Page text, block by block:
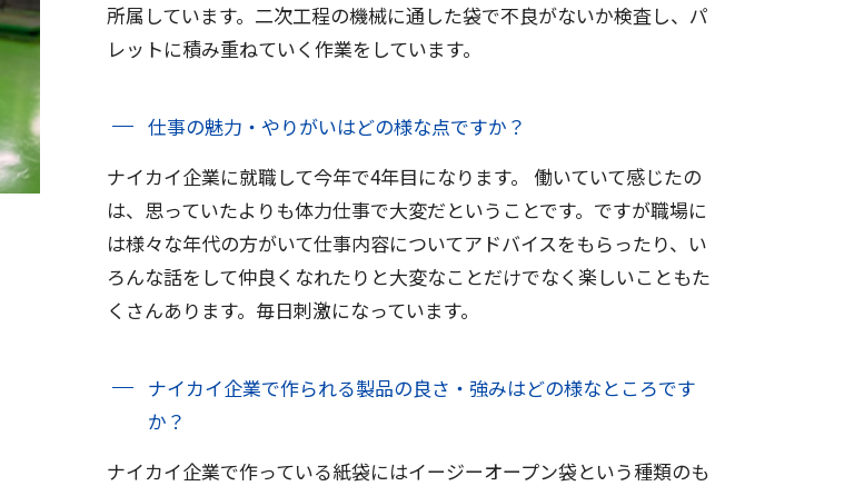
所属しています。二次工程の機械に通した袋で不良がないか検査し、パ
レットに積み重ねていく作業をしています。
仕事の魅力・やりがいはどの様な点ですか？
ナイカイ企業に就職して今年で4年目になります。 働いていて感じたの
は、思っていたよりも体力仕事で大変だということです。ですが職場に
は様々な年代の方がいて仕事内容についてアドバイスをもらったり、い
ろんな話をして仲良くなれたりと大変なことだけでなく楽しいこともた
くさんあります。毎日刺激になっています。
ナイカイ企業で作られる製品の良さ・強みはどの様なところです
か？
ナイカイ企業で作っている紙袋にはイージーオープン袋という種類のも